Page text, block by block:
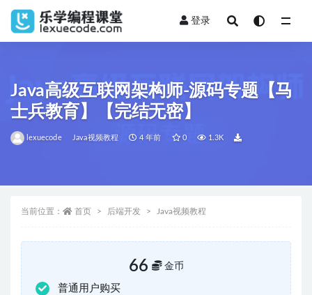
登录
Java高级互联网架构师-源码专题【马
士兵教育】【完结无密】
lexuecode Java视频教程 4 年前 0 1.3K
当前位置： 首页 后端开发 Java视频教程
66 金币
普通用户购买